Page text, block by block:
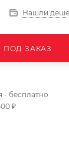
Нашли
ПОД ЗАКАЗ
- бесплатно
₽